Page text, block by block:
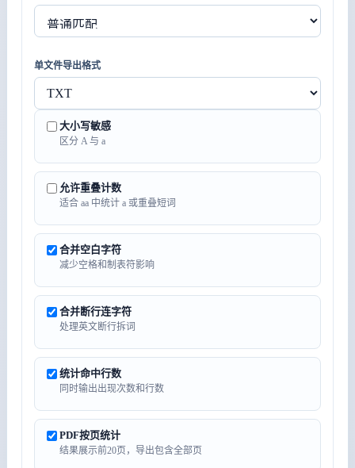
单文件导出格式
大小写敏感
区分 A 与 a
允许重叠计数
适合 aa 中统计 a 或重叠短词
合并空白字符
减少空格和制表符影响
合并断行连字符
处理英文断行拆词
统计命中行数
同时输出出现次数和行数
PDF按页统计
结果展示前20页，导出包含全部页